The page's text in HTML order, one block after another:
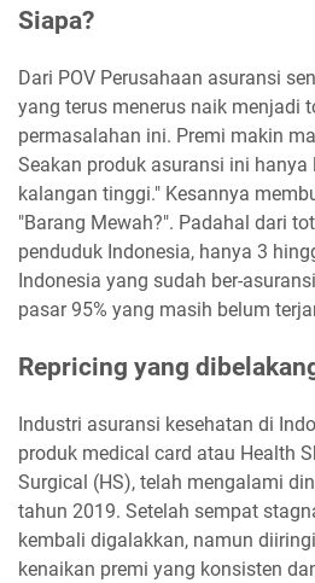
Siapa?
Dari POV Perusahaan asuransi
yang terus menerus naik menjadi
permasalahan ini. Premi makin
Seakan produk asuransi ini hanya
kalangan tinggi." Kesannya
"Barang Mewah?". Padahal dari
penduduk Indonesia, hanya 3
Indonesia yang sudah ber-
pasar 95% yang masih belum
Repricing yang
Industri asuransi kesehatan di
produk medical card atau Health
Surgical (HS), telah mengalami
tahun 2019. Setelah sempat
kembali digalakkan, namun
kenaikan premi yang konsisten